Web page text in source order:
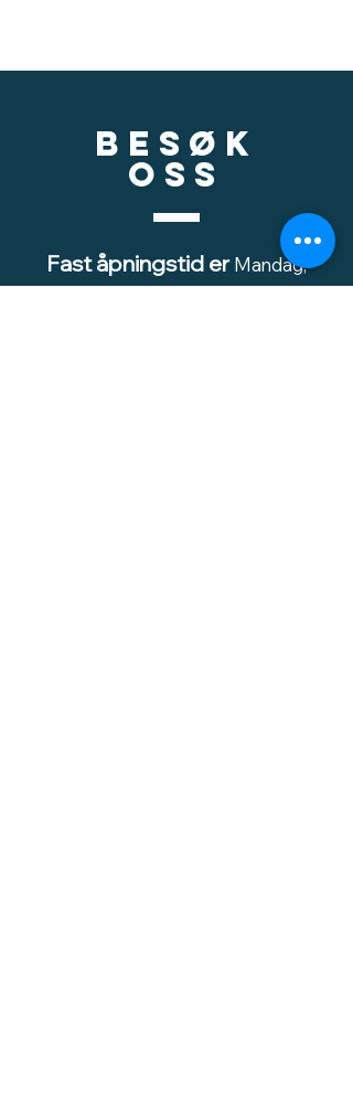
Besøk
oss
Fast åpningstid er Mandag,